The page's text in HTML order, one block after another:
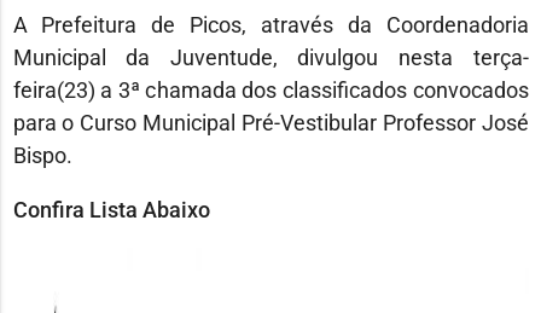
A Prefeitura de Picos, através da Coordenadoria
Municipal da Juventude, divulgou nesta terça-
feira(23) a 3ª chamada dos classificados convocados
para o Curso Municipal Pré-Vestibular Professor José
Bispo.
Confira Lista Abaixo